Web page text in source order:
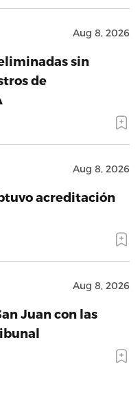
Aug 8, 2026
sin
de
Aug 8, 2026
acreditación
Aug 8, 2026
Juan con las